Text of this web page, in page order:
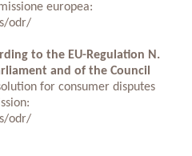
europea:
odr/
to the EU-Regulation N.
and of the Council
for consumer disputes
odr/